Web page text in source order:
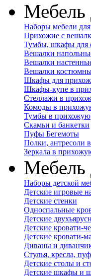
Мебель
Наборы мебели
Прихожие с
Тумбы, шкафы для
Вешалки
Вешалки
Вешалки
Шкафы для
Шкафы-купе в
Стеллажи в
Комоды в
Тумбы в прихожую
Скамьи и банкетки
Пуфы Бегемоты
Полки, антресоли
Зеркала в
Мебель
Наборы детской
Детские игровые
Детские стенки
Односпальные
Детские
Детские кровати-
Детские кровати-
Диваны и
Стулья, кресла,
Детские столы и
Детские шкафы и